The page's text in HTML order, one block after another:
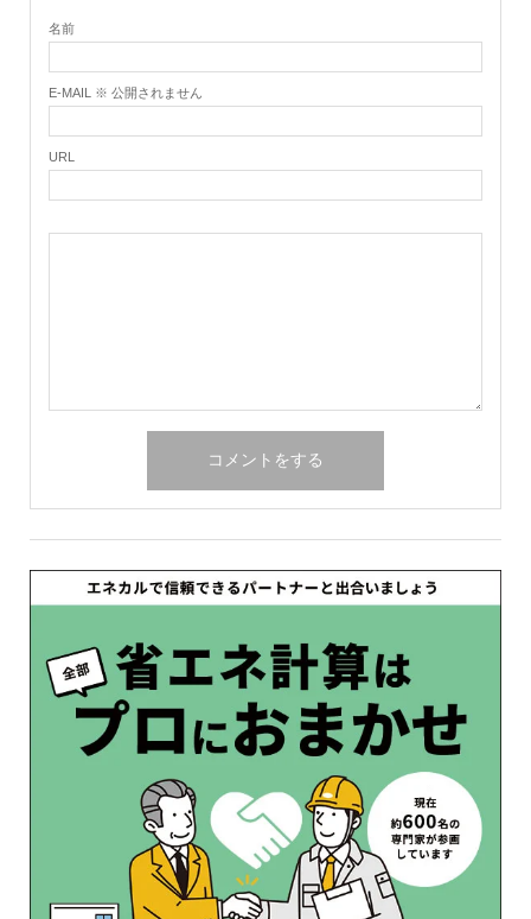
名前
E-MAIL ※ 公開されません
URL